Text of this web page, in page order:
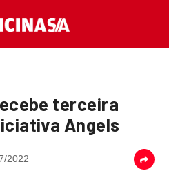
terceira
Angels
2022